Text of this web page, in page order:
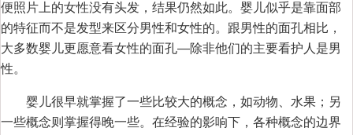
便照片上的女性没有头发，结果仍然如此。婴儿似乎是靠面部
的特征而不是发型来区分男性和女性的。跟男性的面孔相比，
大多数婴儿更愿意看女性的面孔—除非他们的主要看护人是男
性。
婴儿很早就掌握了一些比较大的概念，如动物、水果；另
一些概念则掌握得晚一些。在经验的影响下，各种概念的边界